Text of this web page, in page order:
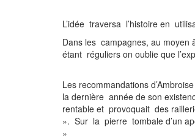
L’idée traversa
Dans les campagnes, au
étant réguliers on oublie que
Les recommandations
la dernière année de son
rentable et provoquait des
». Sur la pierre tombale d’un
»